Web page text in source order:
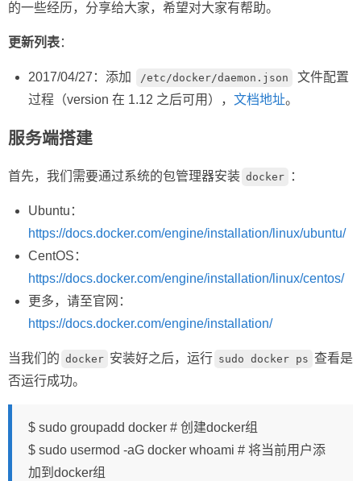
的一些经历，分享给大家，希望对大家有帮助。
更新列表：
2017/04/27：添加 /etc/docker/daemon.json
文件配置
过程（version 在 1.12 之后可用）， 文档地址。
服务端搭建
首先，我们需要通过系统的包管理器安装 docker ：
Ubuntu：
https://docs.docker.com/engine/installation/linux/ubuntu/
CentOS：
https://docs.docker.com/engine/installation/linux/centos/
更多，请至官网：
https://docs.docker.com/engine/installation/
当我们的 docker 安装好之后，运行 sudo docker ps 查看是
否运行成功。
$ sudo groupadd docker # 创建docker组
$ sudo usermod -aG docker whoami # 将当前用户添
加到docker组